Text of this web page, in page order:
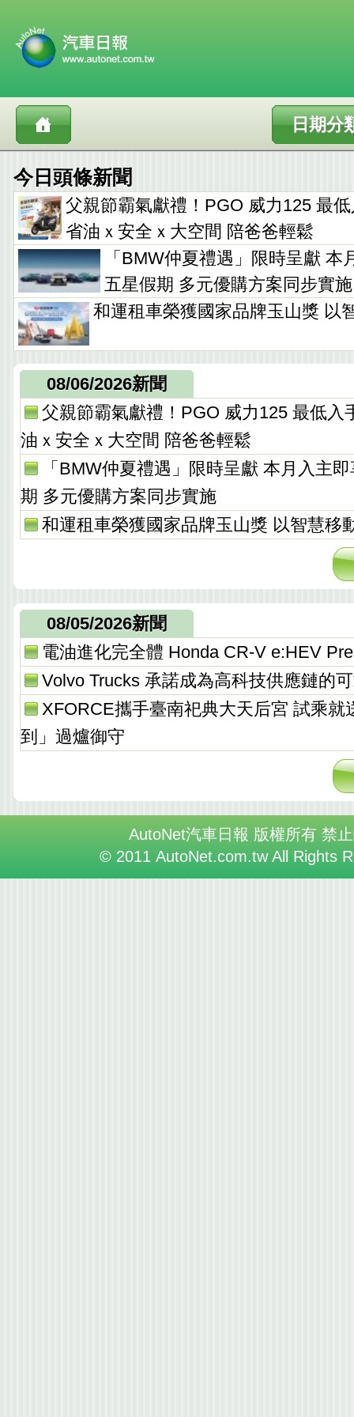
日期分
今日頭條新聞
父親節霸氣獻禮！PGO 威力125 最
省油ｘ安全ｘ大空間 陪爸爸輕鬆
「BMW仲夏禮遇」限時呈獻
五星假期 多元優購方案同步實施
和運租車榮獲國家品牌玉山獎 以
08/06/2026新聞
父親節霸氣獻禮！PGO 威力125 最低入
油ｘ安全ｘ大空間 陪爸爸輕鬆
「BMW仲夏禮遇」限時呈獻 本月入主
期 多元優購方案同步實施
和運租車榮獲國家品牌玉山獎 以智慧移
08/05/2026新聞
電油進化完全體 Honda CR-V e:HEV
Volvo Trucks 承諾成為高科技供應鏈的
XFORCE攜手臺南祀典大天后宮 試乘就
到」過爐御守
AutoNet汽車日報 版權所有 禁
© 2011 AutoNet.com.tw All Rights